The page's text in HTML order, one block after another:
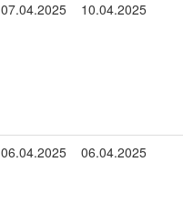
07.04.2025 10.04.2025
06.04.2025 06.04.2025